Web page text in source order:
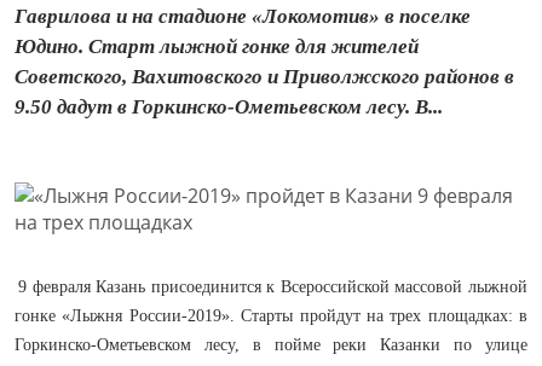
Гаврилова и на стадионе «Локомотив» в поселке
Юдино. Старт лыжной гонке для жителей
Советского, Вахитовского и Приволжского районов в
9.50 дадут в Горкинско-Ометьевском лесу. В...
9 февраля Казань присоединится к Всероссийской массовой лыжной
гонке «Лыжня России-2019». Старты пройдут на трех площадках: в
Горкинско-Ометьевском лесу, в пойме реки Казанки по улице